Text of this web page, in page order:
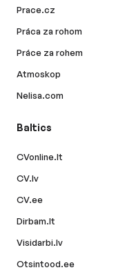
Prace.cz
Práca za rohom
Práce za rohem
Atmoskop
Nelisa.com
Baltics
CVonline.lt
CV.lv
CV.ee
Dirbam.lt
Visidarbi.lv
Otsintood.ee